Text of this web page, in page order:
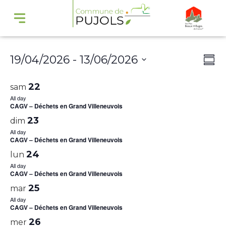
19/04/2026 - 13/06/2026
date.
sam 22
All day
CAGV – Déchets en Grand Villeneuvois
dim 23
All day
CAGV – Déchets en Grand Villeneuvois
lun 24
All day
CAGV – Déchets en Grand Villeneuvois
mar 25
All day
CAGV – Déchets en Grand Villeneuvois
mer 26